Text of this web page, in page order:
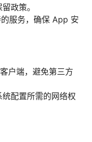
政策。
服务，确保 App 安
户端，避免第三方
配置所需的网络权